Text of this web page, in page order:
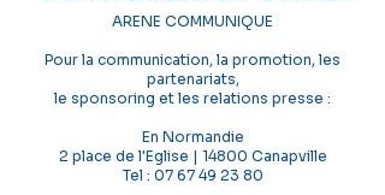
ARENE COMMUNIQUE
Pour la communication, la promotion, les
partenariats,
le sponsoring et les relations presse :
En Normandie
2 place de l'Eglise | 14800 Canapville
Tel : 07 67 49 23 80